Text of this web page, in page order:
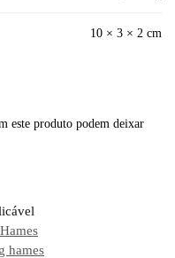
10 × 3 × 2 cm
este produto podem deixar
hames